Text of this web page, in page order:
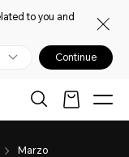
to you and
Continue
Marzo